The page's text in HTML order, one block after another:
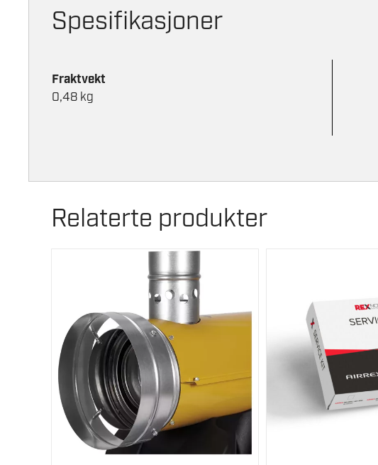
Spesifikasjoner
Fraktvekt
0,48 kg
Relaterte produkter